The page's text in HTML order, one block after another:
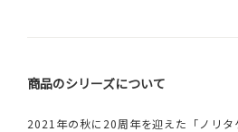
商品のシリーズについて
2021年の秋に20周年を迎えた「ノリタ